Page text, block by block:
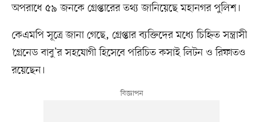
অপরাধে ৫৯ জনকে গ্রেপ্তারের তথ্য জানিয়েছে মহানগর পুলিশ।
কেএমপি সূত্রে জানা গেছে, গ্রেপ্তার ব্যক্তিদের মধ্যে চিহ্নিত সন্ত্রাসী
‘গ্রেনেড বাবু’র সহযোগী হিসেবে পরিচিত কসাই লিটন ও রিফাতও
রয়েছেন।